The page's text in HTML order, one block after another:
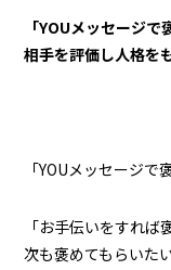
「YOUメッセージで
相手を評価し人格を
「YOUメッセージで
「お手伝いをすれば
次も褒めてもらいた